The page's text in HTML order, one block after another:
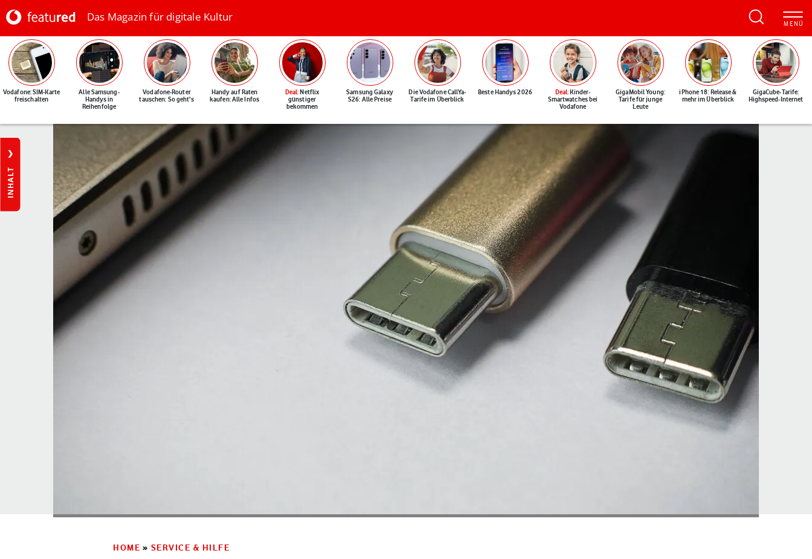
Das Magazin für digitale Kultur
Vodafone: SIM-Karte
freischalten
Alle Samsung-
Handys in
Reihenfolge
Vodafone-Router
tauschen: So geht's
Handy auf Raten
kaufen: Alle Infos
Deal: Netflix
günstiger
bekommen
Samsung Galaxy
S26: Alle Preise
Die Vodafone CallYa-
Tarife im Überblick
Beste Handys 2026 Deal: Kinder-
Smartwatches bei
Vodafone
GigaMobil Young:
Tarife für junge
Leute
iPhone 18: Release &
mehr im Überblick
GigaCube-Tarife:
Highspeed-Internet
INHALT
HOME » SERVICE & HILFE